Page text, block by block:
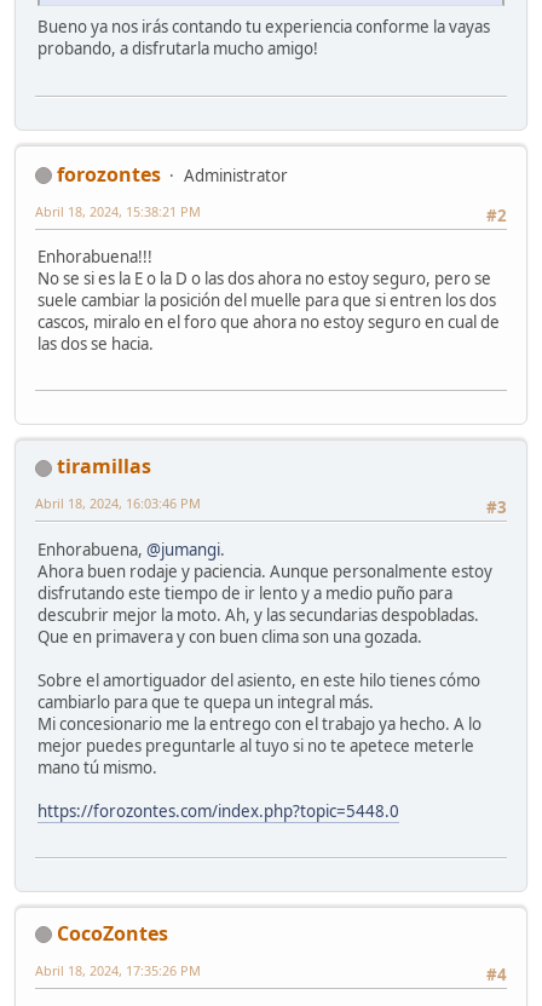
Bueno ya nos irás contando tu experiencia conforme la vayas
probando, a disfrutarla mucho amigo!
forozontes
Administrator
#2
Abril 18, 2024, 15:38:21 PM
Enhorabuena!!!
No se si es la E o la D o las dos ahora no estoy seguro, pero se
suele cambiar la posición del muelle para que si entren los dos
cascos, miralo en el foro que ahora no estoy seguro en cual de
las dos se hacia.
tiramillas
#3
Abril 18, 2024, 16:03:46 PM
Enhorabuena, @jumangi.
Ahora buen rodaje y paciencia. Aunque personalmente estoy
disfrutando este tiempo de ir lento y a medio puño para
descubrir mejor la moto. Ah, y las secundarias despobladas.
Que en primavera y con buen clima son una gozada.
Sobre el amortiguador del asiento, en este hilo tienes cómo
cambiarlo para que te quepa un integral más.
Mi concesionario me la entrego con el trabajo ya hecho. A lo
mejor puedes preguntarle al tuyo si no te apetece meterle
mano tú mismo.
https://forozontes.com/index.php?topic=5448.0
CocoZontes
#4
Abril 18, 2024, 17:35:26 PM